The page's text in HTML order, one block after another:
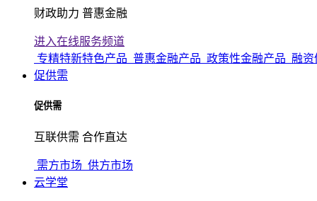
财政助力 普惠金融
进入在线服务频道
专精特新特色产品 普惠金融产品 政策性金融产品 融资
促供需
促供需
互联供需 合作直达
需方市场 供方市场
云学堂